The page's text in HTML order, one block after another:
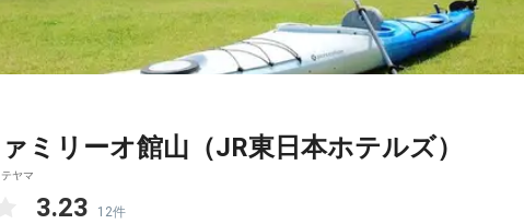
ミリーオ館山（JR東日本ホテルズ）
ヤマ
3.23 12件